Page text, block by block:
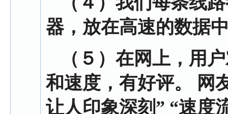
器，放在高速的数据
（５）在网上，用
和速度，有好评。 网
让人印象深刻” “速度